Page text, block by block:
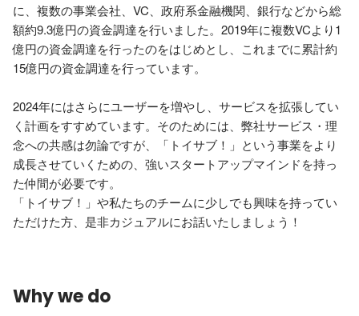
に、複数の事業会社、VC、政府系金融機関、銀行などから総
額約9.3億円の資金調達を行いました。2019年に複数VCより1
億円の資金調達を行ったのをはじめとし、これまでに累計約
15億円の資金調達を行っています。
2024年にはさらにユーザーを増やし、サービスを拡張してい
く計画をすすめています。そのためには、弊社サービス・理
念への共感は勿論ですが、「トイサブ！」という事業をより
成長させていくための、強いスタートアップマインドを持っ
た仲間が必要です。
「トイサブ！」や私たちのチームに少しでも興味を持ってい
ただけた方、是非カジュアルにお話いたしましょう！
Why we do